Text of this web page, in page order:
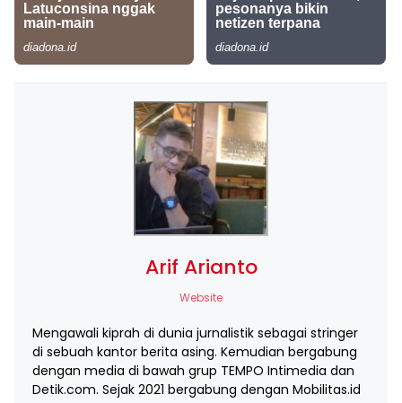
Arif Arianto
Website
Mengawali kiprah di dunia jurnalistik sebagai stringer
di sebuah kantor berita asing. Kemudian bergabung
dengan media di bawah grup TEMPO Intimedia dan
Detik.com. Sejak 2021 bergabung dengan Mobilitas.id